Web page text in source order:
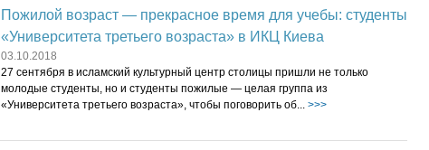
Пожилой возраст — прекрасное время для учебы: студенты
«Университета третьего возраста» в ИКЦ Киева
03.10.2018
27 сентября в исламский культурный центр столицы пришли не только
молодые студенты, но и студенты пожилые — целая группа из
«Университета третьего возраста», чтобы поговорить об... >>>